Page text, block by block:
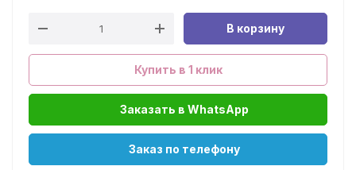
В корзину
Купить в 1 клик
Заказать в WhatsApp
Заказ по телефону